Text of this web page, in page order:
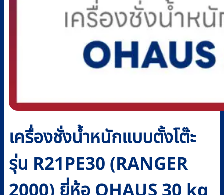
เครื่องชั่งน้ำหนักแบบตั้งโต๊ะ
รุ่น R21PE30 (RANGER